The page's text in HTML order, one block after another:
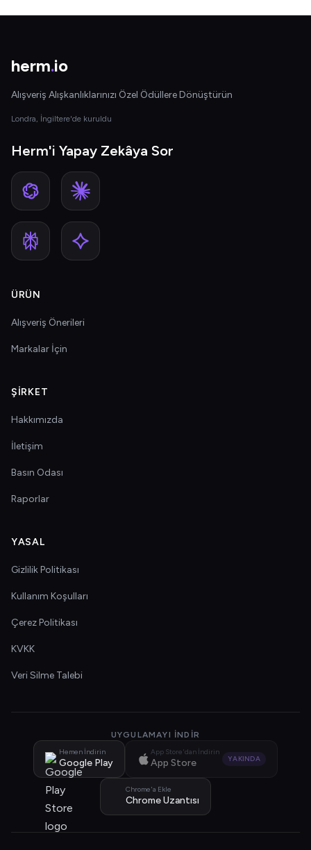
herm.io
Alışveriş Alışkanlıklarınızı Özel Ödüllere Dönüştürün
Londra, İngiltere'de kuruldu
Herm'i Yapay Zekâya Sor
ÜRÜN
Alışveriş Önerileri
Markalar İçin
ŞIRKET
Hakkımızda
İletişim
Basın Odası
Raporlar
YASAL
Gizlilik Politikası
Kullanım Koşulları
Çerez Politikası
KVKK
Veri Silme Talebi
UYGULAMAYI İNDIR
Hemen İndirin
Google Play
App Store'dan İndirin
App Store YAKINDA
Chrome'a Ekle
Chrome Uzantısı